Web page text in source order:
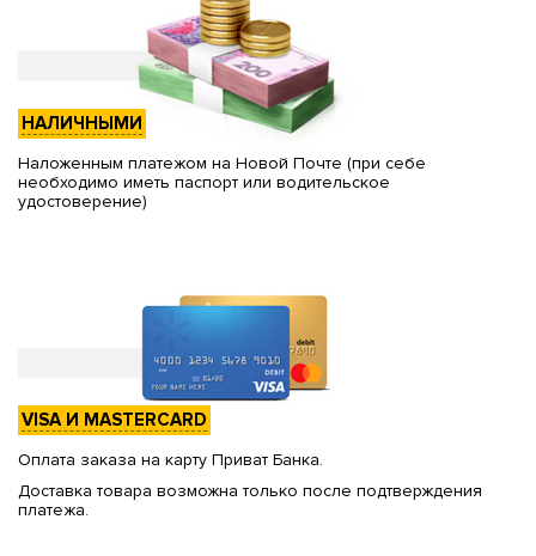
НАЛИЧНЫМИ
Наложенным платежом на Новой Почте (при себе
необходимо иметь паспорт или водительское
удостоверение)
VISA И MASTERCARD
Оплата заказа на карту Приват Банка.
Доставка товара возможна только после подтверждения
платежа.